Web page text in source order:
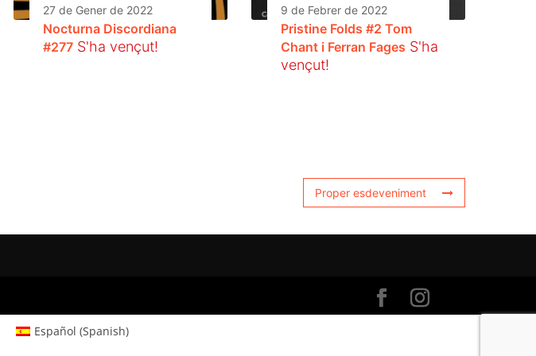
27 de Gener de 2022
Nocturna Discordiana
#277 S'ha vençut!
9 de Febrer de 2022
Pristine Folds #2 Tom
Chant i Ferran Fages S'ha
vençut!
Proper esdeveniment
Español (Spanish)